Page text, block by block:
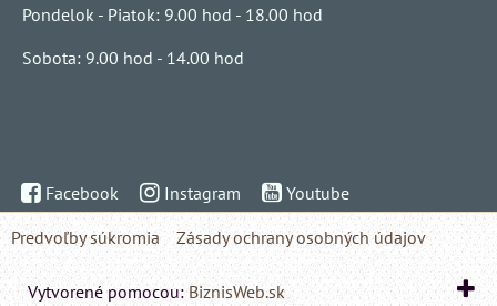
Pondelok - Piatok: 9.00 hod - 18.00 hod
Sobota: 9.00 hod - 14.00 hod
Facebook Instagram
Youtube
Predvoľby súkromia
Zásady ochrany osobných údajov
Vytvorené pomocou:BiznisWeb.sk